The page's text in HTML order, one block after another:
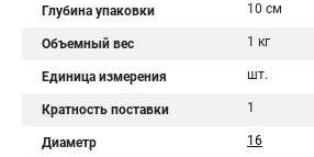
Глубина упаковки 10 см
Объемный вес 1 кг
Единица измерения шт.
Кратность поставки 1
Диаметр 16